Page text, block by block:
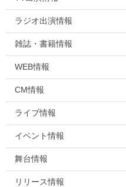
ラジオ出演情報
雑誌・書籍情報
WEB情報
CM情報
ライブ情報
イベント情報
舞台情報
リリース情報